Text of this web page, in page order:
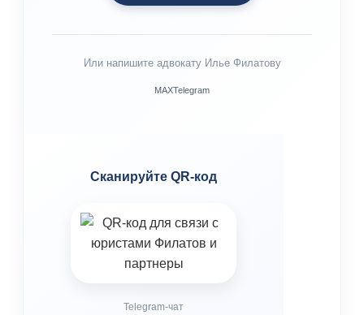
Или напишите адвокату Илье Филатову
MAXTelegram
Сканируйте QR-код
Telegram-чат